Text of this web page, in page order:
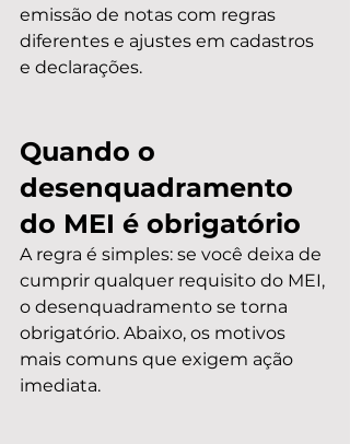
emissão de notas com regras
diferentes e ajustes em cadastros
e declarações.
Quando o
desenquadramento
do MEI é obrigatório
A regra é simples: se você deixa de
cumprir qualquer requisito do MEI,
o desenquadramento se torna
obrigatório. Abaixo, os motivos
mais comuns que exigem ação
imediata.